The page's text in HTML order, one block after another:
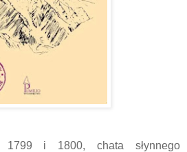
1799 i 1800, chata słynnego